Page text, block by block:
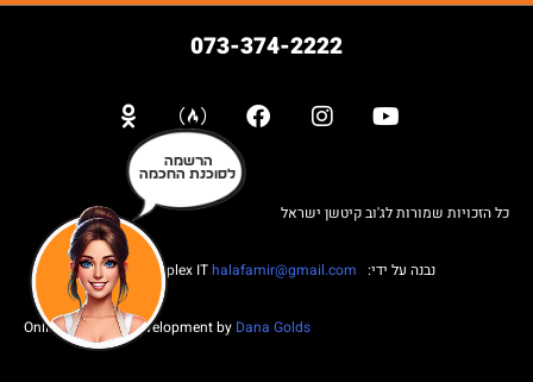
073-374-2222
כל הזכויות שמורות לג'וב קיטשן ישראל
נבנה על ידי: Web complex IT halafamir@gmail.com
Online Business Development by Dana Golds
הרשמה
לסוכנת החכמה